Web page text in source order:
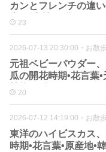
カンとフレンチの違
来•原産地•画像
23
2026-07-13 20:30:00 ・ お散
元祖ベビーパウダー
瓜の開花時期•花言葉
植物•画像
20
2026-07-12 14:19:00 ・ お散
東洋のハイビスカス
時期•花言葉•原産地•